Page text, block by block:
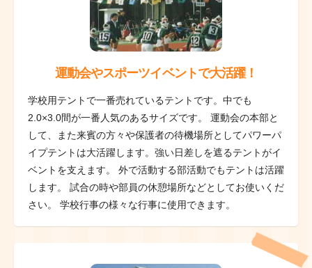
運動会やスポーツイベントで大活躍！
学校用テントで一番売れているテントです。中でも
2.0×3.0間が一番人気のあるサイズです。 運動会の本部と
して、また来賓の方々や保護者の待機場所としてパワーパ
イプテントは大活躍します。強い日差しを遮るテントがイ
ベントを支えます。 外で活動する部活動でもテントは活躍
します。 試合の時や部員の休憩場所などとしてお使いくだ
さい。 学校行事の様々な行事に使用できます。